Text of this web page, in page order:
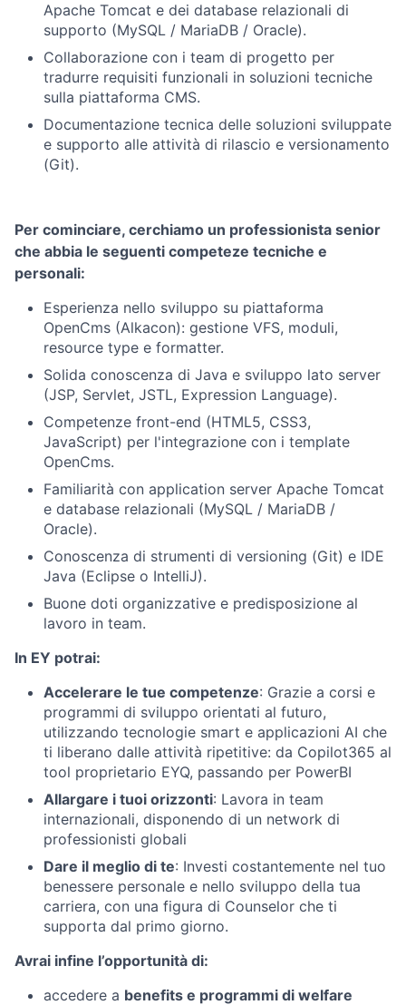
Apache Tomcat e dei database relazionali di
supporto (MySQL / MariaDB / Oracle).
Collaborazione con i team di progetto per
tradurre requisiti funzionali in soluzioni tecniche
sulla piattaforma CMS.
Documentazione tecnica delle soluzioni sviluppate
e supporto alle attività di rilascio e versionamento
(Git).
Per cominciare, cerchiamo un professionista senior
che abbia le seguenti competeze tecniche e
personali:
Esperienza nello sviluppo su piattaforma
OpenCms (Alkacon): gestione VFS, moduli,
resource type e formatter.
Solida conoscenza di Java e sviluppo lato server
(JSP, Servlet, JSTL, Expression Language).
Competenze front-end (HTML5, CSS3,
JavaScript) per l'integrazione con i template
OpenCms.
Familiarità con application server Apache Tomcat
e database relazionali (MySQL / MariaDB /
Oracle).
Conoscenza di strumenti di versioning (Git) e IDE
Java (Eclipse o IntelliJ).
Buone doti organizzative e predisposizione al
lavoro in team.
In EY potrai:
Accelerare le tue competenze: Grazie a corsi e
programmi di sviluppo orientati al futuro,
utilizzando tecnologie smart e applicazioni AI che
ti liberano dalle attività ripetitive: da Copilot365 al
tool proprietario EYQ, passando per PowerBI
Allargare i tuoi orizzonti: Lavora in team
internazionali, disponendo di un network di
professionisti globali
Dare il meglio di te: Investi costantemente nel tuo
benessere personale e nello sviluppo della tua
carriera, con una figura di Counselor che ti
supporta dal primo giorno.
Avrai infine l’opportunità di:
accedere a benefits e programmi di welfare